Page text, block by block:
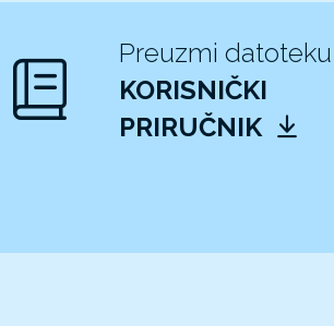
Preuzmi datoteku
KORISNIČKI
PRIRUČNIK